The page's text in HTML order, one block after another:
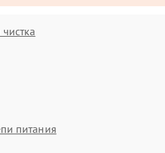
питания